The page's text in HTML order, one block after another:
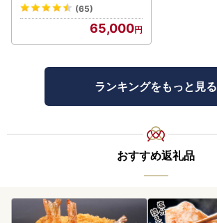
(65)
65,000
ランキングをもっと見る
おすすめ返礼品